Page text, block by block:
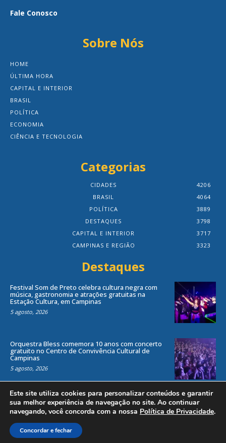
Fale Conosco
Sobre Nós
HOME
ÚLTIMA HORA
CAPITAL E INTERIOR
BRASIL
POLÍTICA
ECONOMIA
CIÊNCIA E TECNOLOGIA
Categorias
CIDADES
4206
BRASIL
4064
POLÍTICA
3889
DESTAQUES
3798
CAPITAL E INTERIOR
3717
CAMPINAS E REGIÃO
3323
Destaques
Festival Som de Preto celebra cultura negra com
música, gastronomia e atrações gratuitas na
Estação Cultura, em Campinas
5 agosto, 2026
Orquestra Bless comemora 10 anos com concerto
gratuito no Centro de Convivência Cultural de
Campinas
5 agosto, 2026
Todos os direitos reservados ao site Jornal Local® -by
Agência Criosites (
Este site utiliza cookies para personalizar conteúdos e garantir
sua melhor experiência de navegação no site. Ao continuar
navegando, você concorda com a nossa Política de Privacidade.
Concordar e fechar